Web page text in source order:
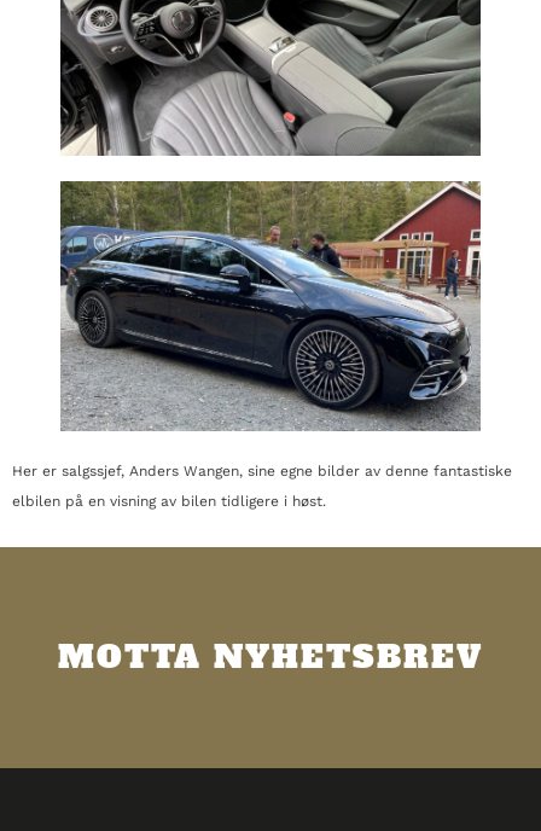
Her er salgssjef, Anders Wangen, sine egne bilder av denne fantastiske
elbilen på en visning av bilen tidligere i høst.
MOTTA NYHETSBREV